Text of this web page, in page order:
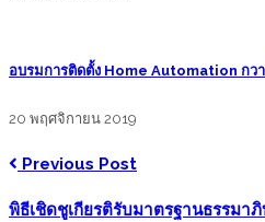
อบรมการติดตั้ง Home Automation กวา
20 พฤศจิกายน 2019
Previous Post
พิธีเชิดชูเกียรติรับมาตรฐานธรรมา